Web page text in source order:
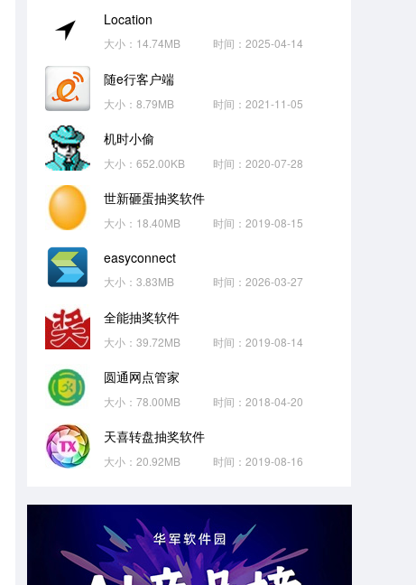
Location
大小：14.74MB 时间：2025-04-14
随e行客户端
大小：8.79MB 时间：2021-11-05
机时小偷
大小：652.00KB 时间：2020-07-28
世新砸蛋抽奖软件
大小：18.40MB 时间：2019-08-15
easyconnect
大小：3.83MB 时间：2026-03-27
全能抽奖软件
大小：39.72MB 时间：2019-08-14
圆通网点管家
大小：78.00MB 时间：2018-04-20
天喜转盘抽奖软件
大小：20.92MB 时间：2019-08-16